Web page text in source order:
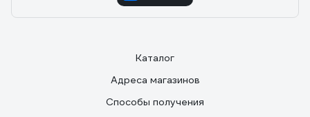
Каталог
Адреса магазинов
Способы получения